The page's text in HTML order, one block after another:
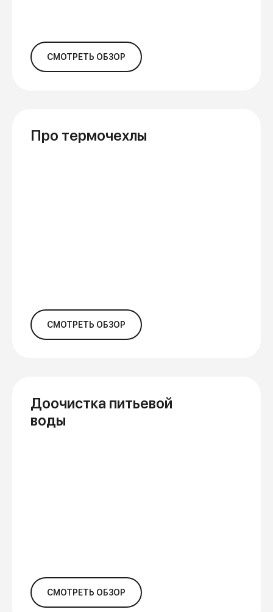
СМОТРЕТЬ ОБЗОР
Про термочехлы
СМОТРЕТЬ ОБЗОР
Доочистка питьевой
воды
СМОТРЕТЬ ОБЗОР